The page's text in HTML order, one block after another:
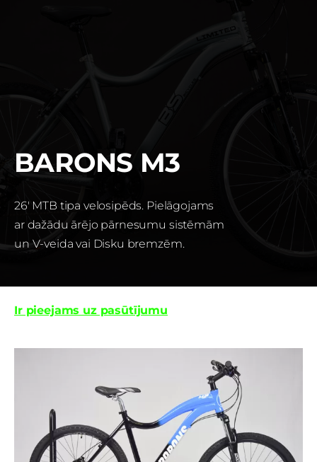
BARONS M3
26' MTB tipa velosipēds. Pielāgojams
ar dažādu ārējo pārnesumu sistēmām
un V-veida vai Disku bremzēm.
Ir pieejams uz pasūtījumu